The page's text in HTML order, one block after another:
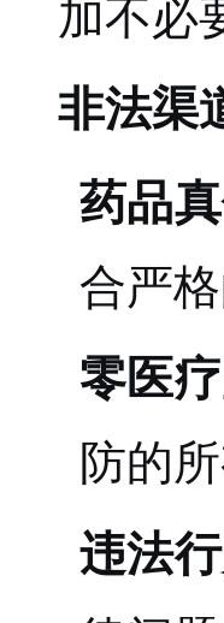
加不必
非法渠
药品
合严
零医
防的
违法